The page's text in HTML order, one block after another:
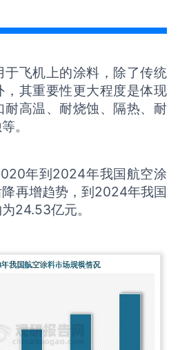
飞机上的涂料，除了传统
，其重要性更大程度是体现
高温、耐烧蚀、隔热、耐
。
年到2024年我国航空涂
再增趋势，到2024年我国
24.53亿元。